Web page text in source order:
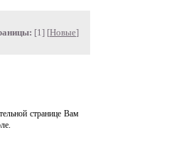
[1] [Новые]
странице Вам